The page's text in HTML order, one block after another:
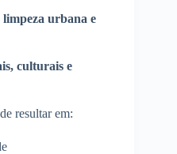
urbana e
culturais e
resultar em: